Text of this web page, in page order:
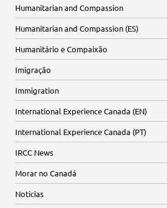
Humanitarian and Compassion
Humanitarian and Compassion (ES)
Humanitário e Compaixão
Imigração
Immigration
International Experience Canada (EN)
International Experience Canada (PT)
IRCC News
Morar no Canadá
Notícias